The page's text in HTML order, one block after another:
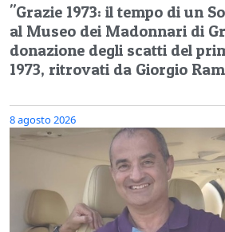
"Grazie 1973: il tempo di un
al Museo dei Madonnari di
donazione degli scatti del
1973, ritrovati da Giorgio
8 agosto 2026